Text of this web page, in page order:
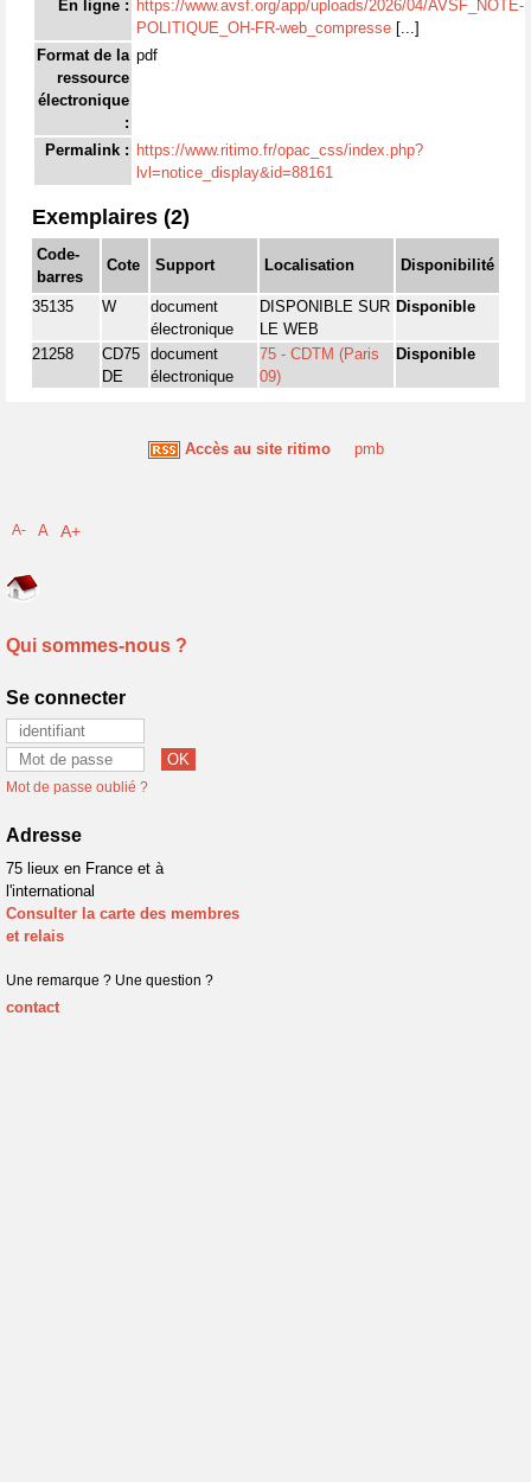
En ligne : https://www.avsf.org/app/uploads/2026/04/AVSF_NOTE-
POLITIQUE_OH-FR-web_compresse [...]
Format de la
ressource
électronique
:
pdf
Permalink : https://www.ritimo.fr/opac_css/index.php?
lvl=notice_display&id=88161
Exemplaires (2)
Code-
barres
Cote Support Localisation Disponibilité
35135 W
document
électronique
DISPONIBLE SUR
LE WEB
Disponible
21258
CD75
DE
document
électronique
75 - CDTM (Paris
09)
Disponible
Accès au site ritimo pmb
A- A A+
Qui sommes-nous ?
Se connecter
Mot de passe oublié ?
Adresse
75 lieux en France et à
l'international
Consulter la carte des membres
et relais
Une remarque ? Une question ?
contact